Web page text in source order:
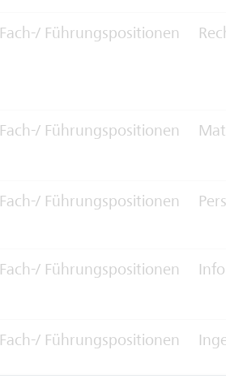
Fach-/ Führungspositionen
Fach-/ Führungspositionen
Fach-/ Führungspositionen
Fach-/ Führungspositionen
Fach-/ Führungspositionen